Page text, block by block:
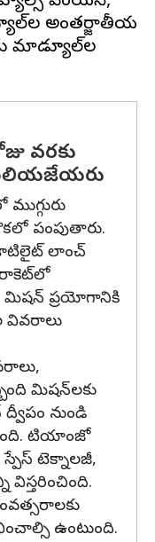
అంతర్జాతీయ
మాడ్యూల్‌ల
వరకు
పంపుతారు.
లాంచ్
రాకెట్‌లో
మిషన్ ప్రయోగానికి
వివరాలు
మిషన్‌లకు
నుండి
టియాంజో
టెక్నాలజీ,
విస్తరించింది.
ఉంటుంది.